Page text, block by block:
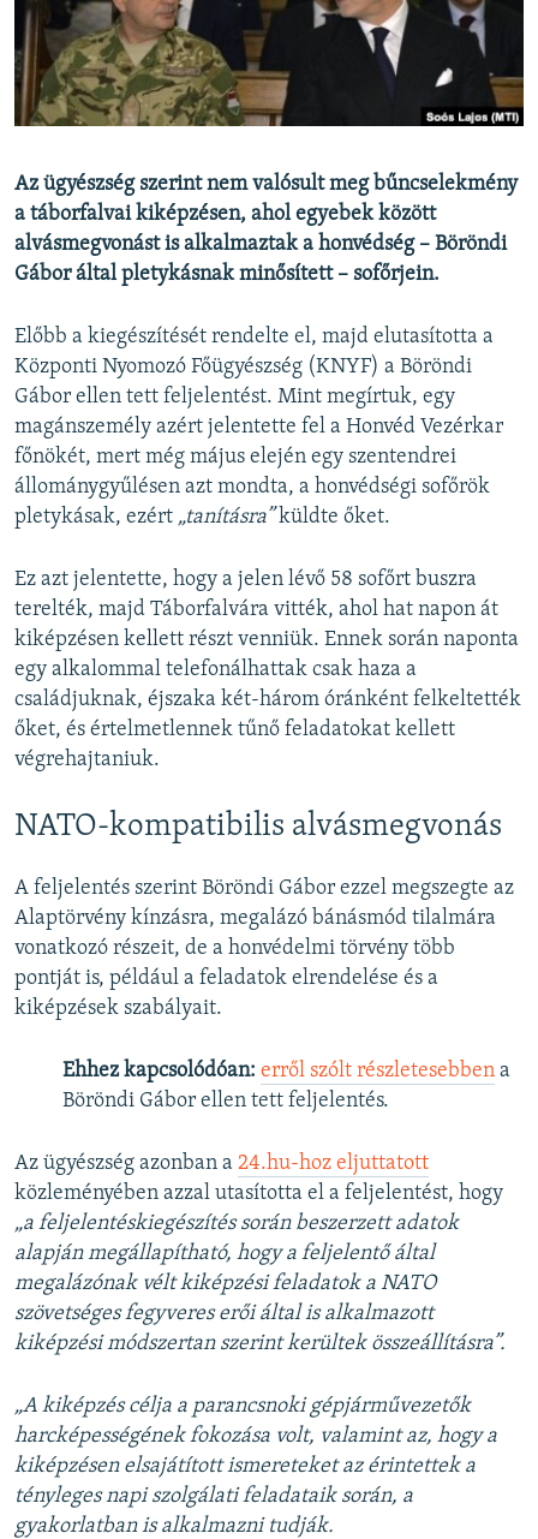
EURÓPAI UNIÓ
VILÁG
KLÍMAVÁLTOZÁS
KÖVESSEN MINKET!
Valamennyi RFE/RL weboldal
Az ügyészség szerint nem valósult meg bűncselekmény
a táborfalvai kiképzésen, ahol egyebek között
alvásmegvonást is alkalmaztak a honvédség – Böröndi
Gábor által pletykásnak minősített – sofőrjein.
Előbb a kiegészítését rendelte el, majd elutasította a
Központi Nyomozó Főügyészség (KNYF) a Böröndi
Gábor ellen tett feljelentést. Mint megírtuk, egy
magánszemély azért jelentette fel a Honvéd Vezérkar
főnökét, mert még május elején egy szentendrei
állománygyűlésen azt mondta, a honvédségi sofőrök
pletykásak, ezért „tanításra”küldte őket.
Ez azt jelentette, hogy a jelen lévő 58 sofőrt buszra
terelték, majd Táborfalvára vitték, ahol hat napon át
kiképzésen kellett részt venniük. Ennek során naponta
egy alkalommal telefonálhattak csak haza a
családjuknak, éjszaka két-három óránként felkeltették
őket, és értelmetlennek tűnő feladatokat kellett
végrehajtaniuk.
NATO-kompatibilis alvásmegvonás
A feljelentés szerint Böröndi Gábor ezzel megszegte az
Alaptörvény kínzásra, megalázó bánásmód tilalmára
vonatkozó részeit, de a honvédelmi törvény több
pontját is, például a feladatok elrendelése és a
kiképzések szabályait.
Ehhez kapcsolódóan: erről szólt részletesebben a
Böröndi Gábor ellen tett feljelentés.
Az ügyészség azonban a 24.hu-hoz eljuttatott
közleményében azzal utasította el a feljelentést, hogy
„a feljelentéskiegészítés során beszerzett adatok
alapján megállapítható, hogy a feljelentő által
megalázónak vélt kiképzési feladatok a NATO
szövetséges fegyveres erői által is alkalmazott
kiképzési módszertan szerint kerültek összeállításra”.
„A kiképzés célja a parancsnoki gépjárművezetők
harcképességének fokozása volt, valamint az, hogy a
kiképzésen elsajátított ismereteket az érintettek a
tényleges napi szolgálati feladataik során, a
gyakorlatban is alkalmazni tudják.